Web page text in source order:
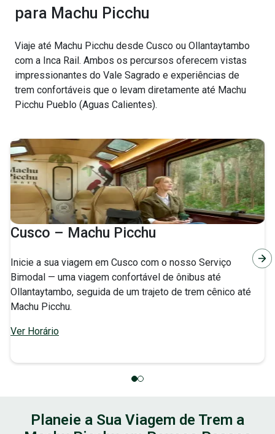
para Machu Picchu
Viaje até Machu Picchu desde Cusco ou Ollantaytambo
com a Inca Rail. Ambos os percursos oferecem vistas
impressionantes do Vale Sagrado e experiências de
trem confortáveis que o levam diretamente até Machu
Picchu Pueblo (Aguas Calientes).
Cusco – Machu Picchu
Inicie a sua viagem em Cusco com o nosso Serviço
Bimodal — uma viagem confortável de ônibus até
Ollantaytambo, seguida de um trajeto de trem cênico até
Machu Picchu.
Ver Horário
Planeie a Sua Viagem de Trem a